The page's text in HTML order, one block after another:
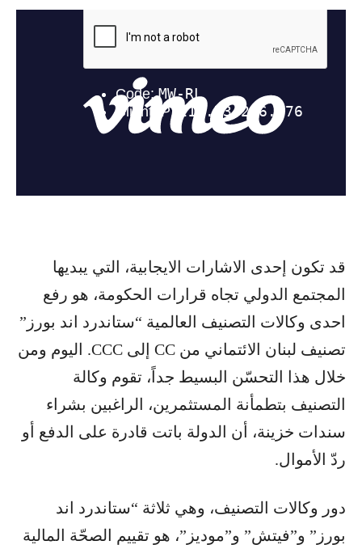
قد تكون إحدى الاشارات الايجابية، التي يبديها
المجتمع الدولي تجاه قرارات الحكومة، هو رفع
احدى وكالات التصنيف العالمية “ستاندرد اند بورز”
تصنيف لبنان الائتماني من CC إلى CCC. اليوم ومن
خلال هذا التحسّن البسيط جداً، تقوم وكالة
التصنيف بتطمأنة المستثمرين، الراغبين بشراء
سندات خزينة، أن الدولة باتت قادرة على الدفع أو
ردّ الأموال.
دور وكالات التصنيف، وهي ثلاثة “ستاندرد اند
بورز” و”فيتش” و”موديز”، هو تقييم الصحّة المالية